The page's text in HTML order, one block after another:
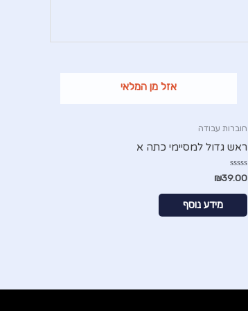
אזל מן המלאי
חוברות עבודה
ראש גדול למסיימי כתה א
דורג
0
מתוך
₪39.00
מידע נוסף